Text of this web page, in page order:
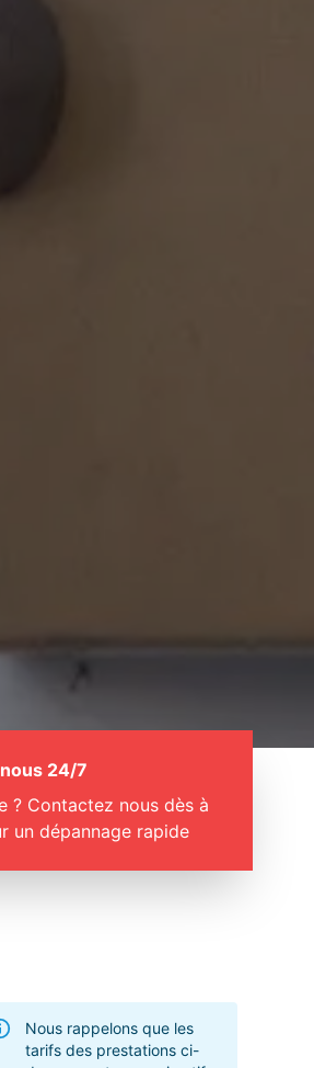
24/7
? Contactez nous dès à
un dépannage rapide
Nous rappelons que les
tarifs des prestations ci-